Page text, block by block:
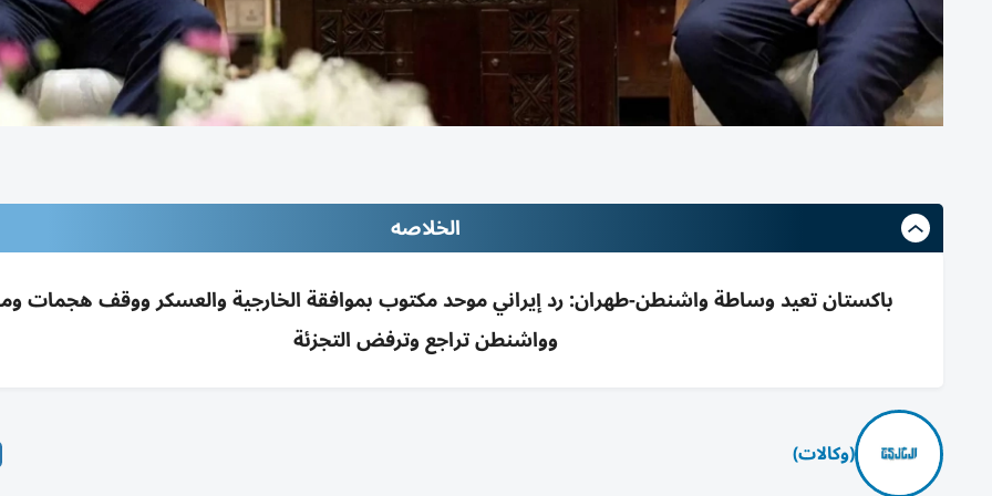
الخلاصه
باكستان تعيد وساطة واشنطن-طهران: رد إيراني موحد مكتوب بموافقة الخارجية والعسكر ووقف هجمات
وواشنطن تراجع وترفض التجزئة
(وكالات)